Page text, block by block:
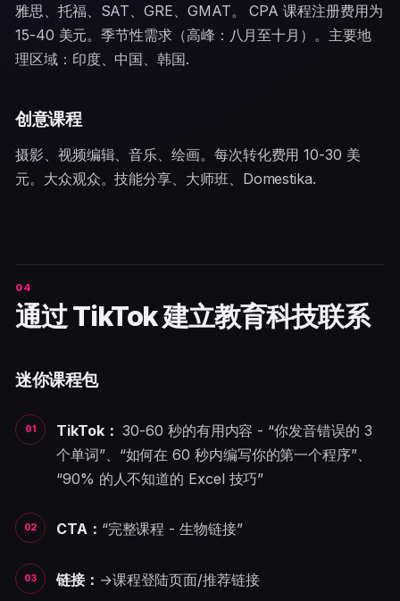
雅思、托福、SAT、GRE、GMAT。 CPA 课程注册费用为
15-40 美元。季节性需求（高峰：八月至十月）。主要地
理区域：印度、中国、韩国.
创意课程
摄影、视频编辑、音乐、绘画。每次转化费用 10-30 美
元。大众观众。技能分享、大师班、Domestika.
通过 TikTok 建立教育科技联系
迷你课程包
TikTok： 30-60 秒的有用内容 - “你发音错误的 3
个单词”、“如何在 60 秒内编写你的第一个程序”、
“90% 的人不知道的 Excel 技巧”
CTA： “完整课程 - 生物链接”
链接： →课程登陆页面/推荐链接